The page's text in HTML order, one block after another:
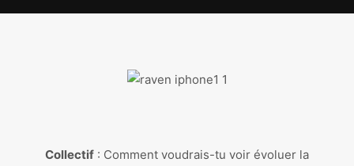
Collectif : Comment voudrais-tu voir évoluer la